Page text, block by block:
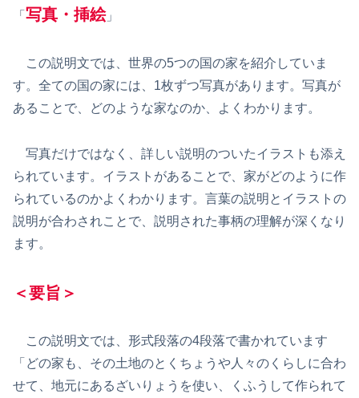
「 写真・挿絵」
この説明文では、世界の5つの国の家を紹介していま
す。全ての国の家には、1枚ずつ写真があります。写真が
あることで、どのような家なのか、よくわかります。
写真だけではなく、詳しい説明のついたイラストも添え
られています。イラストがあることで、家がどのように作
られているのかよくわかります。言葉の説明とイラストの
説明が合わされことで、説明された事柄の理解が深くなり
ます。
＜要旨＞
この説明文では、形式段落の4段落で書かれています
「どの家も、その土地のとくちょうや人々のくらしに合わ
せて、地元にあるざいりょうを使い、くふうして作られて